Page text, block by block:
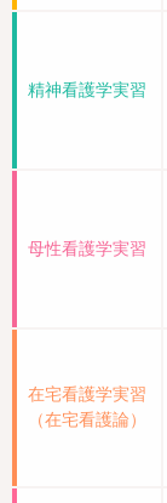
精神看護学実習
母性看護学実習
在宅看護学実習
（在宅看護論）